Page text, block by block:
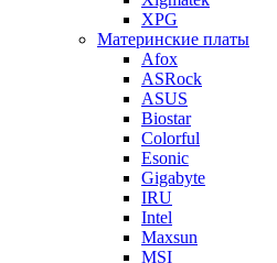
XPG
Материнские платы
Afox
ASRock
ASUS
Biostar
Colorful
Esonic
Gigabyte
IRU
Intel
Maxsun
MSI